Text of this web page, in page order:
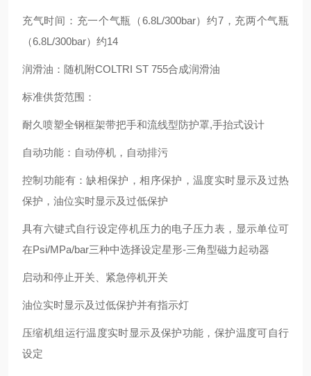
充气时间：充一个气瓶（6.8L/300bar）约7，充两个气瓶
（6.8L/300bar）约14
润滑油：随机附COLTRI ST 755合成润滑油
标准供货范围：
耐久喷塑全钢框架带把手和流线型防护罩,手抬式设计
自动功能：自动停机，自动排污
控制功能有：缺相保护，相序保护，温度实时显示及过热
保护，油位实时显示及过低保护
具有六键式自行设定停机压力的电子压力表，显示单位可
在Psi/MPa/bar三种中选择设定星形-三角型磁力起动器
启动和停止开关、紧急停机开关
油位实时显示及过低保护并有指示灯
压缩机组运行温度实时显示及保护功能，保护温度可自行
设定